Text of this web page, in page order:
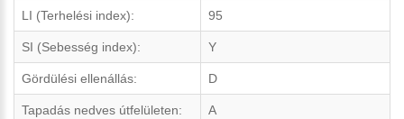
LI (Terhelési index): 95
SI (Sebesség index): Y
Gördülési ellenállás: D
Tapadás nedves útfelületen: A